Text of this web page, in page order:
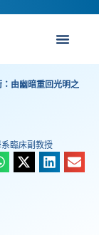
由幽暗重回光明之
臨床副教授